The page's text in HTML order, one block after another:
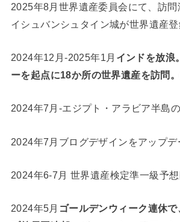
2025年8月世界遺産委員会にて、訪問
イシュバンシュタイン城が世界遺産
2024年12月-2025年1月 インドを放浪
ーを起点に18か所の世界遺産を訪問。
2024年7月-エジプト・アラビア半島
2024年7月ブログデザインをアップデ
2024年6-7月 世界遺産検定準一級予
2024年5月 ゴールデンウィーク連休